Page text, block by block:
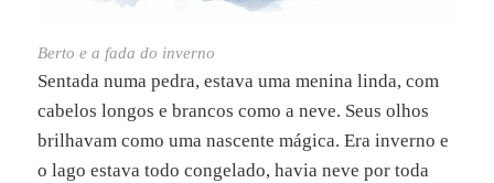
Berto e a fada do inverno
Sentada numa pedra, estava uma menina linda, com
cabelos longos e brancos como a neve. Seus olhos
brilhavam como uma nascente mágica. Era inverno e
o lago estava todo congelado, havia neve por toda